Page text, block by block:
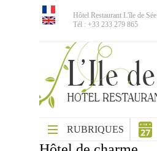
Hôtel Restaurant L'île de Sée
Tél : +33 233 279 865
RUBRIQUES